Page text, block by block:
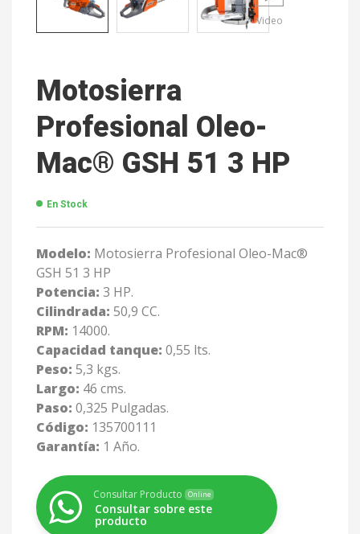
Video
Motosierra
Profesional Oleo-
Mac® GSH 51 3 HP
En Stock
Modelo: Motosierra Profesional Oleo-Mac®
GSH 51 3 HP
Potencia: 3 HP.
Cilindrada: 50,9 CC.
RPM: 14000.
Capacidad tanque: 0,55 lts.
Peso: 5,3 kgs.
Largo: 46 cms.
Paso: 0,325 Pulgadas.
Código: 135700111
Garantía: 1 Año.
Consultar Producto Online
Consultar sobre este
producto